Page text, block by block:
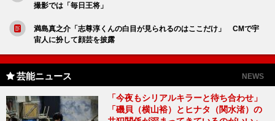
撮影では「毎日王将」
満島真之介「志尊淳くんの白目が見られるのはここだけ」 CMで宇
宙人に扮して顔芸を披露
芸能ニュース NEWS
「今夜もシリアルキラーと待ち合わせ」
「磯貝（横山裕）とヒナタ（関水渚）の